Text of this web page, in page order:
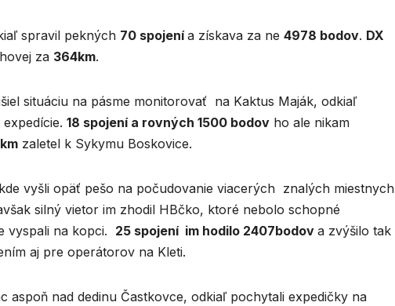
spravil pekných 70 spojenía získava za ne 4978 bodov. DX
za 364km.
situáciu na pásme monitorovať na Kaktus Maják, odkiaľ
18 spojení a rovných 1500 bodov ho ale nikam
zaletel k Sykymu Boskovice.
vyšli opäť pešo na počudovanie viacerých znalých miestnych
silný vietor im zhodil HBčko, ktoré nebolo schopné
vyspali na kopci. 25 spojení im hodilo 2407bodov a zvýšilo tak
aj pre operátorov na Kleti.
aspoň nad dedinu Častkovce, odkiaľ pochytali expedičky na